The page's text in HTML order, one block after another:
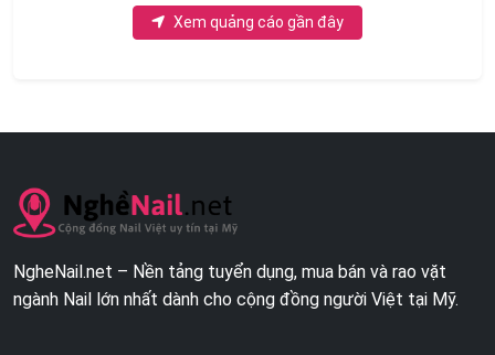
Xem quảng cáo gần đây
NgheNail.net – Nền tảng tuyển dụng, mua bán và rao vặt
ngành Nail lớn nhất dành cho cộng đồng người Việt tại Mỹ.